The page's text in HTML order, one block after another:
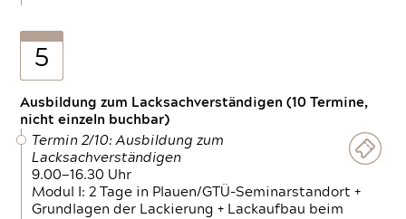
5
Ausbildung zum Lacksachverständigen (10 Termine,
nicht einzeln buchbar)
Termin 2/10: Ausbildung zum
Lacksachverständigen
9.00—16.30 Uhr
Modul I: 2 Tage in Plauen/GTÜ-Seminarstandort +
Grundlagen der Lackierung + Lackaufbau beim